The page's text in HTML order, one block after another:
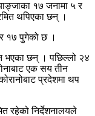
१७ जनामा ५ र
थपिएका छन् ।
१७ पुगेको छ ।
भएका छन् । पछिल्लो २४
एक सय तीन
प्रदेशमा थप
रहेको निर्देशनालयले